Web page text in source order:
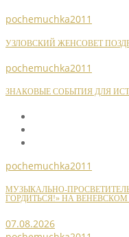
pochemuchka2011
УЗЛОВСКИЙ ЖЕНСОВЕТ
pochemuchka2011
ЗНАКОВЫЕ СОБЫТИЯ ДЛЯ
pochemuchka2011
МУЗЫКАЛЬНО-
ГОРДИТЬСЯ!» НА ВЕНЕВСКОМ
07.08.2026